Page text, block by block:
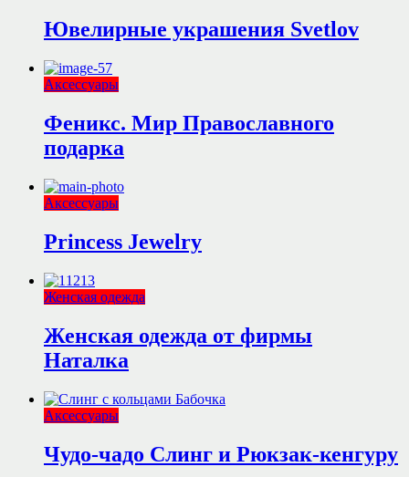
Ювелирные украшения Svetlov
Аксессуары
Феникс. Мир Православного
подарка
Аксессуары
Princess Jewelry
Женская одежда
Женская одежда от фирмы
Наталка
Аксессуары
Чудо-чадо Слинг и Рюкзак-кенгуру